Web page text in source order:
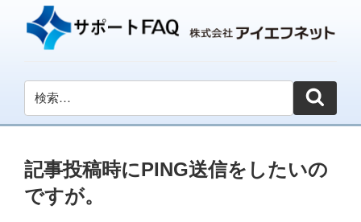
記事投稿時にPING送信をしたいの
ですが。